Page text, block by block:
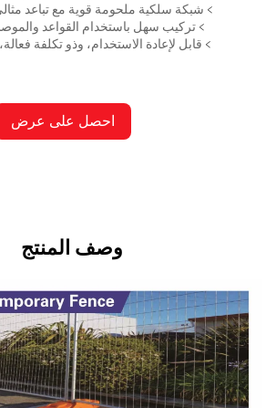
شبكة سلكية ملحومة قوية مع تباعد مثالي
تركيب سهل باستخدام القواعد والموصلات
قابل لإعادة الاستخدام، وذو تكلفة فعالة،
احصل على عرض
وصف المنتج